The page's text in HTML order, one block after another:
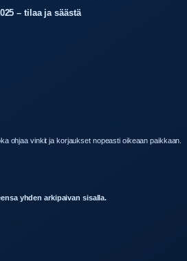
– tilaa ja säästä
ohjaa vinkit ja korjaukset nopeasti oikeaan paikkaan.
yhden arkipaivan sisalla.